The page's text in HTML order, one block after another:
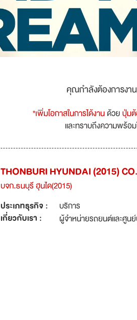
คุณกำลังต้องการงา
*เพิ่มโอกาสในการได้งานด้วยปุ่ม
และทราบถึงความพร้อ
THONBURI HYUNDAI (2015)
บจก.ธนบุรี ฮุนได(2015)
ประเภทธุรกิจ :
บริการ
เกี่ยวกับเรา :
ผู้จำหน่ายรถยนต์และศูน